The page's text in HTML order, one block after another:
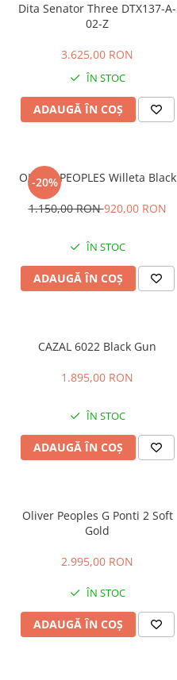
Dita Senator Three DTX137-A-
02-Z
3.625,00 RON
ÎN STOC
ADAUGĂ ÎN COȘ
-20%
OLIVER PEOPLES Willeta Black
1.150,00 RON920,00 RON
ÎN STOC
ADAUGĂ ÎN COȘ
CAZAL 6022 Black Gun
1.895,00 RON
ÎN STOC
ADAUGĂ ÎN COȘ
Oliver Peoples G Ponti 2 Soft
Gold
2.995,00 RON
ÎN STOC
ADAUGĂ ÎN COȘ